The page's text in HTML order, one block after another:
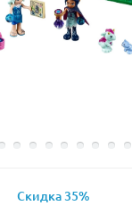
Скидка 35%